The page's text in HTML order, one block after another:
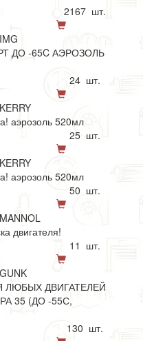
2167 шт.
IMG
ДО -65C АЭРОЗОЛЬ
24 шт.
KERRY
аэрозоль 520мл
25 шт.
KERRY
аэрозоль 520мл
50 шт.
MANNOL
двигателя!
11 шт.
GUNK
ЛЮБЫХ ДВИГАТЕЛЕЙ
35 (ДО -55С,
130 шт.